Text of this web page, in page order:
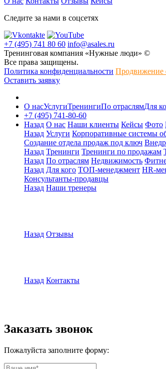
Следите за нами в соцсетях
+7 (495) 741 80 60 info@asales.ru
Тренинговая компания «Нужные люди» ©
Все права защищены.
Политика конфиденциальности Продвижение
Оставить заявку
О насУслугиТренингиПо отраслямДля
+7 (495) 741-80-60
Назад О нас Наши клиенты Кейсы Фото
Назад Услуги Корпоративные системы
Создание отдела продаж под ключ
Назад Тренинги Тренинги по продажам
Назад По отраслям Недвижимость
Назад Для кого ТОП-менеджмент HR-
Консультанты-продавцы
Назад Наши тренеры
Назад Отзывы
Назад Контакты
Заказать звонок
Пожалуйста заполните форму: